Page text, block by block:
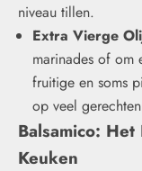
niveau tillen.
Extra Vierge
marinades of om
fruitige en soms
op veel
Balsamico: Het
Keuken